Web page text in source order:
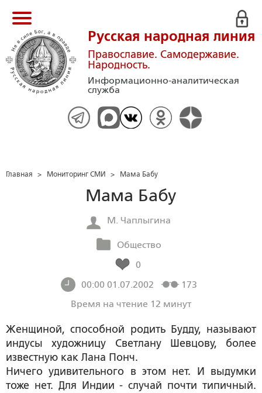
Русская народная линия
Православие. Самодержавие.
Народность.
Информационно-аналитическая
служба
Главная > Мониторинг СМИ > Мама Бабу
Мама Бабу
М. Чаплыгина
Общество
0
00:00 01.07.2002
173
Время на чтение 12 минут
Женщиной, способной родить Будду, называют
индусы художницу Светлану Шевцову, более
известную как Лана Понч.
Ничего удивительного в этом нет. И выдумки
тоже нет. Для Индии - случай почти типичный.